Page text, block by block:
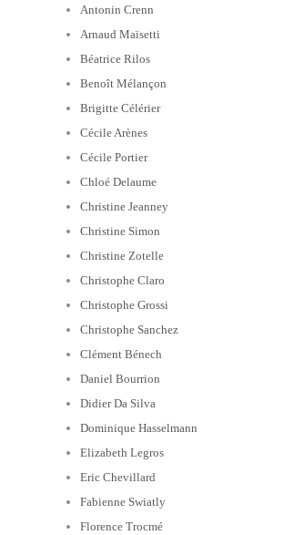
Antonin Crenn
Arnaud Maïsetti
Béatrice Rilos
Benoît Mélançon
Brigitte Célérier
Cécile Arènes
Cécile Portier
Chloé Delaume
Christine Jeanney
Christine Simon
Christine Zotelle
Christophe Claro
Christophe Grossi
Christophe Sanchez
Clément Bénech
Daniel Bourrion
Didier Da Silva
Dominique Hasselmann
Elizabeth Legros
Eric Chevillard
Fabienne Swiatly
Florence Trocmé